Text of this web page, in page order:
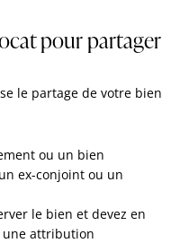
pour partager
le partage de votre bien
ou un bien
ex-conjoint ou un
le bien et devez en
une attribution